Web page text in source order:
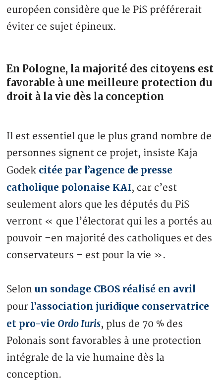
européen considère que le PiS préférerait
éviter ce sujet épineux.
En Pologne, la majorité des citoyens est
favorable à une meilleure protection du
droit à la vie dès la conception
Il est essentiel que le plus grand nombre de
personnes signent ce projet, insiste Kaja
Godek citée par l’agence de presse
catholique polonaise KAI, car c’est
seulement alors que les députés du PiS
verront « que l’électorat qui les a portés au
pouvoir –en majorité des catholiques et des
conservateurs – est pour la vie ».
Selonun sondage CBOS réalisé en avril
pour l’association juridique conservatrice
et pro-vie Ordo Iuris, plus de 70 % des
Polonais sont favorables à une protection
intégrale de la vie humaine dès la
conception.